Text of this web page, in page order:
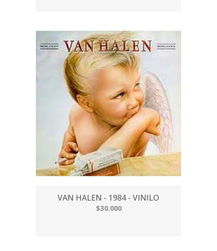
VAN HALEN - 1984 - VINILO
$30.000